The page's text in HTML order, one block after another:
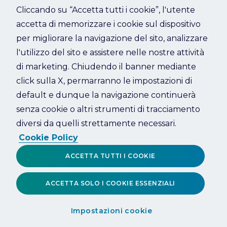
Refresh
Cliccando su “Accetta tutti i cookie”, l'utente
accetta di memorizzare i cookie sul dispositivo
per migliorare la navigazione del sito, analizzare
l'utilizzo del sito e assistere nelle nostre attività
di marketing. Chiudendo il banner mediante
click sulla X, permarranno le impostazioni di
default e dunque la navigazione continuerà
senza cookie o altri strumenti di tracciamento
diversi da quelli strettamente necessari.
Cookie Policy
Impostazioni cookie
ACCETTA SOLO I COOKIE ESSENZIALI
ACCETTA TUTTI I COOKIE